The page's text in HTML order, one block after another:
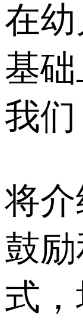
在
基础
我们
将
鼓
式